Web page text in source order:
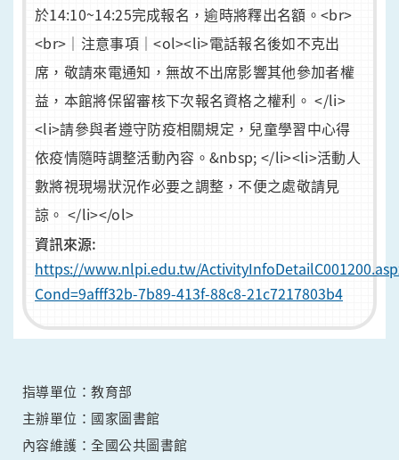
於14:10~14:25完成報名，逾時將釋出名額。<br>
<br>｜注意事項｜<ol><li>電話報名後如不克出
席，敬請來電通知，無故不出席影響其他參加者權
益，本館將保留審核下次報名資格之權利。 </li>
<li>請參與者遵守防疫相關規定，兒童學習中心得
依疫情隨時調整活動內容。&nbsp; </li><li>活動人
數將視現場狀況作必要之調整，不便之處敬請見
諒。 </li></ol>
資訊來源:
https://www.nlpi.edu.tw/
Cond=9afff32b-7b89-413f-88c8-21c7217803b4
指導單位：教育部
主辦單位：國家圖書館
內容維護：全國公共圖書館